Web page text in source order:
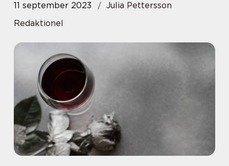
11 september 2023
Julia Pettersson
Redaktionel